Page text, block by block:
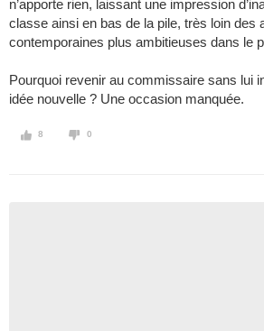
n’apporte rien, laissant une impression
classe ainsi en bas de la pile, très loin des
contemporaines plus ambitieuses dans le
Pourquoi revenir au commissaire sans lui
idée nouvelle ? Une occasion manquée.
8 0